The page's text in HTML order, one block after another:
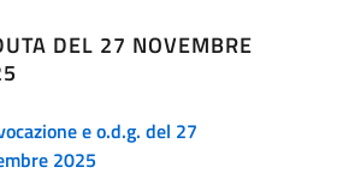
DEL 27 NOVEMBRE
e o.d.g. del 27
2025